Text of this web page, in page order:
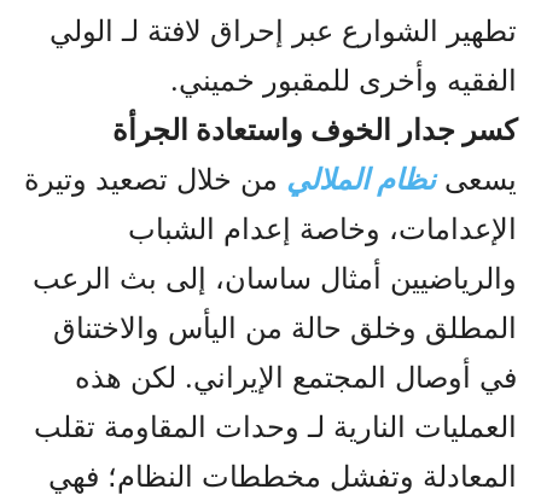
تطهير الشوارع عبر إحراق لافتة لـ الولي
الفقيه وأخرى للمقبور خميني.
كسر جدار الخوف واستعادة الجرأة
يسعىنظام الملالي من خلال تصعيد وتيرة
الإعدامات، وخاصة إعدام الشباب
والرياضيين أمثال ساسان، إلى بث الرعب
المطلق وخلق حالة من اليأس والاختناق
في أوصال المجتمع الإيراني. لكن هذه
العمليات النارية لـ وحدات المقاومة تقلب
المعادلة وتفشل مخططات النظام؛ فهي